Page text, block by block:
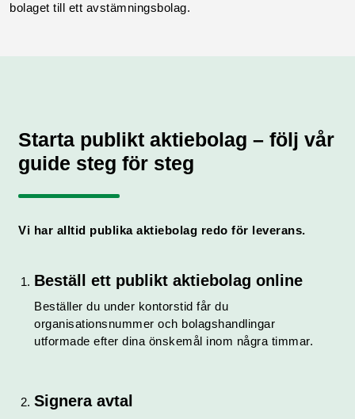
bolaget till ett avstämningsbolag.
Starta publikt aktiebolag – följ vår
guide steg för steg
Vi har alltid publika aktiebolag redo för leverans.
Beställ ett publikt aktiebolag online
Beställer du under kontorstid får du
organisationsnummer och bolagshandlingar
utformade efter dina önskemål inom några timmar.
Signera avtal